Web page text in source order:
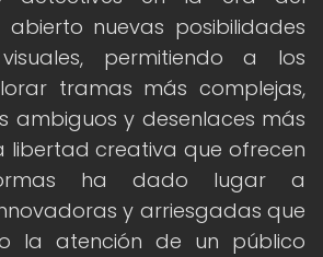
nuevas posibilidades
permitiendo a los
tramas más complejas,
ambiguos y desenlaces más
libertad creativa que ofrecen
ha dado lugar a
y arriesgadas que
la atención de un público